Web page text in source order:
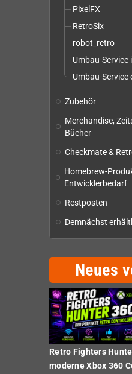
PixelFX
RetroSix
robot_retro
Umbau-Service
Umbau-Service
Zubehör
Merchandise,
Bücher
Checkmate &
Homebrew-
Entwicklerbedarf
Restposten
Demnächst
Neues
Retro Fighters
moderne Xbox 360